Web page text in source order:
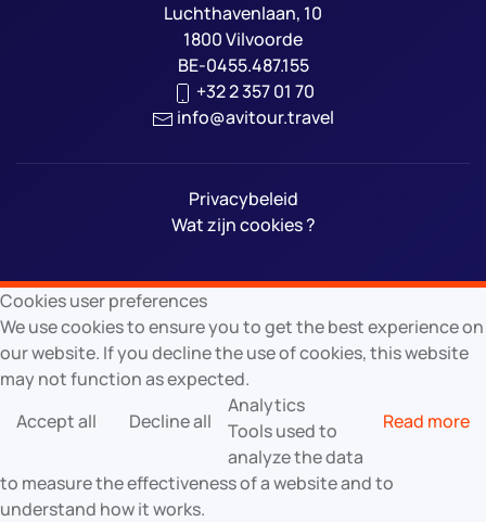
Luchthavenlaan, 10
1800 Vilvoorde
BE-0455.487.155
+32 2 357 01 70
info@avitour.travel
Privacybeleid
Wat zijn cookies ?
Cookies user preferences
We use cookies to ensure you to get the best experience on
our website. If you decline the use of cookies, this website
may not function as expected.
Accept all
Decline all Read more
Analytics
Tools used to
analyze the data
to measure the effectiveness of a website and to
understand how it works.